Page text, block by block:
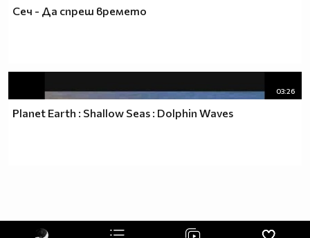
Сеч - Да спреш времето
03:26
Planet Earth : Shallow Seas : Dolphin Waves